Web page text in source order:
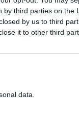
third parties on the
by us to third
it to other third
data.
y cuenta
cosas, o eso
y no pequeña.
y
aún más a las
pobladas más
que nos
satélites de Gran